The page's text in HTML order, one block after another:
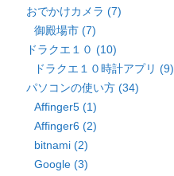
おでかけカメラ (7)
御殿場市 (7)
ドラクエ１０ (10)
ドラクエ１０時計アプリ (9)
パソコンの使い方 (34)
Affinger5 (1)
Affinger6 (2)
bitnami (2)
Google (3)